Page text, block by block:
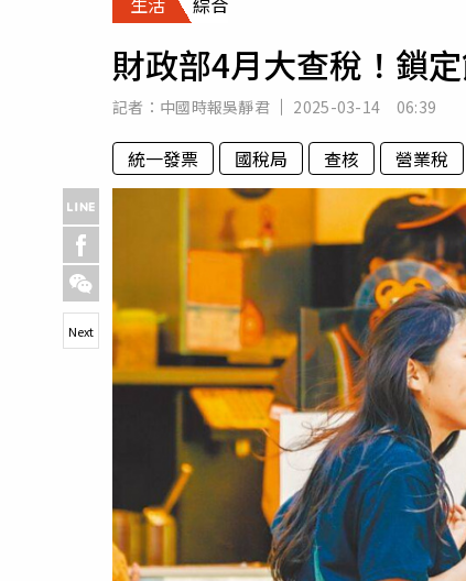
專欄
房產新勢力
財政部4月大查稅！鎖
記者： 中國時報吳靜君 2025-03-14 06:39
統一發票 國稅局 查核 營業稅
Next